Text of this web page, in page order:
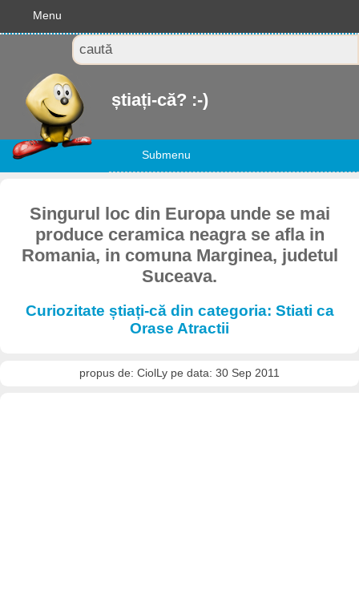
Menu
știați-că? :-)
Submenu
Singurul loc din Europa unde se mai
produce ceramica neagra se afla in
Romania, in comuna Marginea, judetul
Suceava.
Curiozitate știați-că din categoria: Stiati ca
Orase Atractii
propus de: CiolLy pe data: 30 Sep 2011